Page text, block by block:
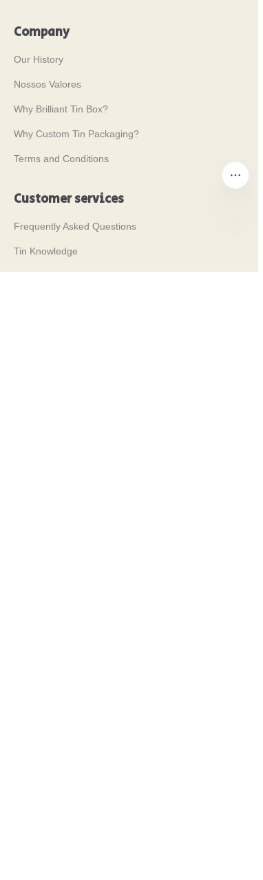
Company
Our History
Nossos Valores
Why Brilliant Tin Box?
Why Custom Tin Packaging?
Terms and Conditions
Customer services
Frequently Asked Questions
Tin Knowledge
PT